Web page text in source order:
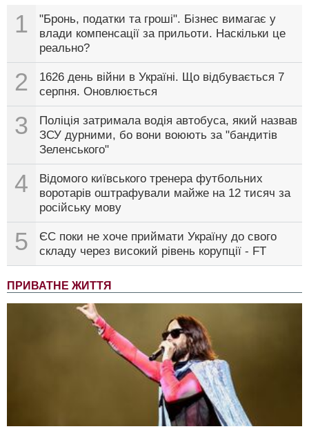
1
"Бронь, податки та гроші". Бізнес вимагає у
влади компенсації за прильоти. Наскільки це
реально?
2
1626 день війни в Україні. Що відбувається 7
серпня. Оновлюється
3
Поліція затримала водія автобуса, який назвав
ЗСУ дурними, бо вони воюють за "бандитів
Зеленського"
4
Відомого київського тренера футбольних
воротарів оштрафували майже на 12 тисяч за
російську мову
5
ЄС поки не хоче приймати Україну до свого
складу через високий рівень корупції - FT
ПРИВАТНЕ ЖИТТЯ